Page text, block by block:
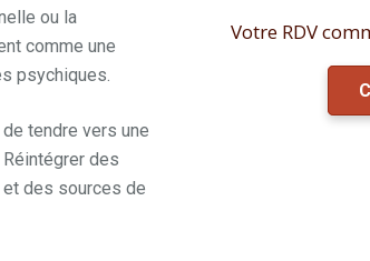
ou la
comme une
psychiques.
tendre vers une
des
des sources de
Votre RDV